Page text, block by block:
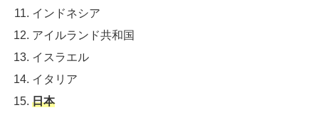
インドネシア
アイルランド共和国
イスラエル
イタリア
日本